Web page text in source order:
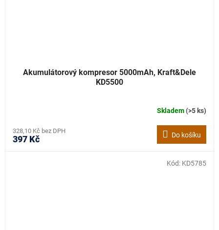
Akumulátorový kompresor 5000mAh, Kraft&Dele
KD5500
Skladem(>5 ks)
328,10 Kč bez DPH
397 Kč Do košíku
Kód: KD5785